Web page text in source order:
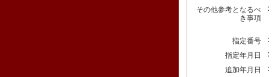
その他参考となるべ
き事項
：
指定番号
：
指定年月日
：
追加年月日
：